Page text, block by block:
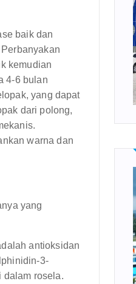
baik dan
kemudian
4-6 bulan
yang dapat
dari polong,
warna dan
yang
antioksidan
3-
dalam rosela.